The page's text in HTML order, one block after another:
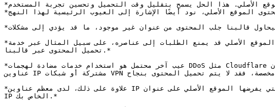
*لتحسين التحميل، نستخدم نهجًا يقوم على جلب المحتوى من الموقع الأصلي. هذا الحل يسمح بتقليل وقت التحميل وتحسين تجربة المستخدم.*\
*بعد النظر في مزايا استخدام محتوى الموقع الأصلي، نود أيضًا الإشارة إلى العيوب الرئيسية لهذا النهج.*
*أحد العيوب الأساسية هو إمكانية حذف المحتوى من الموقع الأصلي. في هذه الحالة سيحاول قالبنا جلب المحتوى من عنوان غير موجود، ما قد يؤدي إلى مشكلات.*
*كما يجب مراعاة أن الموقع الأصلي قد يمنع الطلبات إلى عناصره، على سبيل المثال عبر خدمة Cloudflare، مما يقيّد الوصول إلى المحتوى من عناوين URL أخرى. هذا قد يؤدي إلى عدم
تحميل المحتوى عبر قالبنا.*
*عيب آخر محتمل هو استخدام خدمات مضادة لهجمات DDoS مثل Cloudflare على الموقع الأصلي. إذا تم اعتبار عنوان IP الخاص بك غير مرغوب فيه من قبل الخدمة، مثلاً بسبب استخدام
عناوين IP مشتركة أو شبكات VPN أو خوادم مخصصة، فقد لا يتم تحميل المحتوى بنجاح.*
*علاوة على ذلك، لدى معظم عناوين IP قيود على عدد الطلبات. إذا قمت بالوصول إلى نطاقك بشكل متكرر جدًا، فقد يسبب ذلك تأخيرات بسبب القيود التي يفرضها الموقع الأصلي على عنوان
IP الخاص بك.*